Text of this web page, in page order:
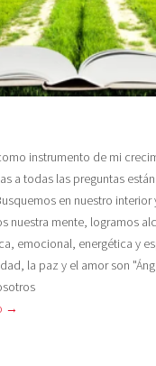
instrumento de mi
a todas las preguntas
en nuestro
nuestra mente, logramos
emocional, energética y
la paz y el amor son
→